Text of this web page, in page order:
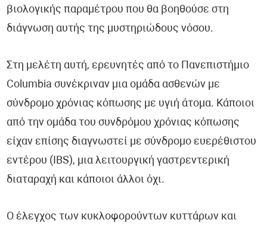
Διαγνωστικές Εξετάσεις - DiagnosticTests®
βιολογικής παραμέτρου που θα βοηθούσε στη
διάγνωση αυτής της μυστηριώδους νόσου.
Στη μελέτη αυτή, ερευνητές από το Πανεπιστήμιο
Columbia συνέκριναν μια ομάδα ασθενών με
σύνδρομο χρόνιας κόπωσης με υγιή άτομα. Κάποιοι
από την ομάδα του συνδρόμου χρόνιας κόπωσης
είχαν επίσης διαγνωστεί με σύνδρομο ευερέθιστου
εντέρου (IBS), μια λειτουργική γαστρεντερική
διαταραχή και κάποιοι άλλοι όχι.
Ο έλεγχος των κυκλοφορούντων κυττάρων και